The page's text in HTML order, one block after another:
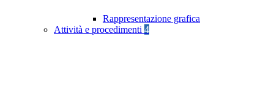
Rappresentazione grafica
Attività e procedimenti 4